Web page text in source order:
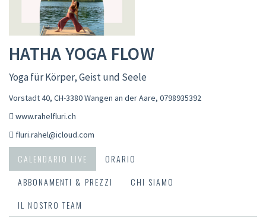
HATHA YOGA FLOW
Yoga für Körper, Geist und Seele
Vorstadt 40, CH-3380 Wangen an der Aare, 0798935392
www.rahelfluri.ch
fluri.rahel@icloud.com
CALENDARIO LIVE
ORARIO
ABBONAMENTI & PREZZI
CHI SIAMO
IL NOSTRO TEAM